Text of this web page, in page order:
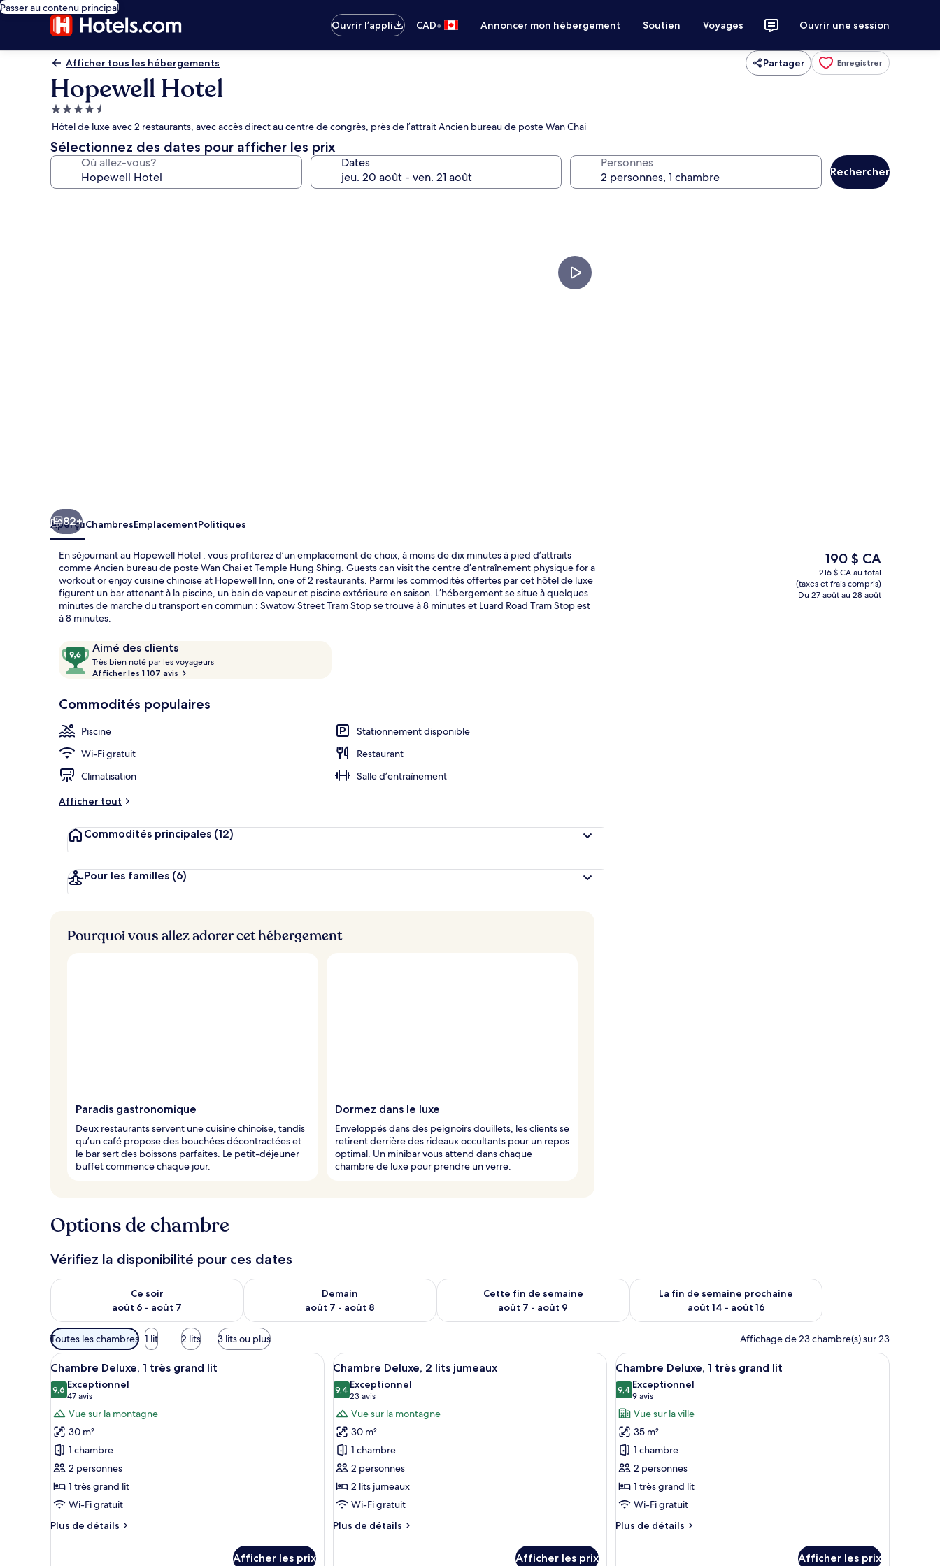
Passer au contenu principal
Ouvrir l’appli
CAD• Annoncer mon hébergement Soutien Voyages Ouvrir une session
Afficher tous les hébergements Partager Enregistrer
Hopewell Hotel
Hébergement
4.5 étoiles
Hôtel de luxe avec 2 restaurants, avec accès direct au centre de congrès, près de l’attrait Ancien bureau de poste Wan Chai
Sélectionnez des dates pour afficher les prix
Où allez-vous? Dates Personnes
Rechercher
Suite Prestige, 1 très grand lit | Aire de séjour | Téléviseur à DELPiscine extérieure en saison,
82+
AperçuChambresEmplacementPolitiques
En séjournant au Hopewell Hotel , vous profiterez d’un emplacement de choix, à moins de dix minutes à pied d’attraits
comme Ancien bureau de poste Wan Chai et Temple Hung Shing. Guests can visit the centre d’entraînement physique for a
workout or enjoy cuisine chinoise at Hopewell Inn, one of 2 restaurants. Parmi les commodités offertes par cet hôtel de luxe
figurent un bar attenant à la piscine, un bain de vapeur et piscine extérieure en saison. L’hébergement se situe à quelques
minutes de marche du transport en commun : Swatow Street Tram Stop se trouve à 8 minutes et Luard Road Tram Stop est
à 8 minutes.
Avis Aimé des clients
9,6
sur
10,
des
Très bien noté par les voyageurs
é
Afficher les 1 107 avis
Commodités populaires
Piscine
Stationnement disponible
Wi-Fi gratuit
Restaurant
Climatisation
Salle d’entraînement
Afficher tout
Commodités principales (12)
Pour les familles (6)
Le
prix
actuel
est
190 $ CA
216 $ CA au total
(taxes et frais compris)
Du 27 août au 28 août
Pourquoi vous allez adorer cet hébergement
Paradis gastronomique
Deux restaurants servent une cuisine chinoise, tandis
qu’un café propose des bouchées décontractées et
le bar sert des boissons parfaites. Le petit-déjeuner
buffet commence chaque jour.
Dormez dans le luxe
Enveloppés dans des peignoirs douillets, les clients se
retirent derrière des rideaux occultants pour un repos
optimal. Un minibar vous attend dans chaque
chambre de luxe pour prendre un verre.
Options de chambre
Vérifiez la disponibilité pour ces dates
Ce soir
août 6 - août 7
Vérifier la disponibilité pour ce soir août 6 - août 7
Demain
août 7 - août 8
Vérifier la disponibilité pour demain août 7 - août 8
Cette fin de semaine
août 7 - août 9
Vérifier la disponibilité pour cette fin de semaine août 7 - août 9
La fin de semaine prochaine
août 14 - août 16
Vérifier la disponibilité pour la fin de semaine prochaine août
Filtres
disponibles
pour
les
chambres
Toutes les chambres 1 lit 2 lits 3 lits ou plus Affichage de 23 chambre(s) sur 23
Afficher
toutes
les
photos
pour
ce
type
de
chambre :
Chambre
Deluxe,
Une chambre d’hôtel avec un grand lit, un bureau avec un ordinateur, une chaise, une petite table avec un vase et une fenêtre donnant sur un paysage verdoyant.
6
Chambre Deluxe, 1 très grand lit
9,69,6 sur 10
Exceptionnel
47 avis
(47 avis)
Vue sur la montagne
30 m²
1 chambre
2 personnes
1 très grand lit
Wi-Fi gratuit
Plus de détails
Plus
Afficher les prix
Afficher
toutes
les
photos
pour
ce
type
de
chambre :
Chambre
Deluxe,
Une chambre d’hôtel avec deux lits, un bureau, une chaise, une télévision et une grande fenêtre donnant sur un
6
Chambre Deluxe, 2 lits jumeaux
9,49,4 sur 10
Exceptionnel
23 avis
(23 avis)
Vue sur la montagne
30 m²
1 chambre
2 personnes
2 lits jumeaux
Wi-Fi gratuit
Plus de détails
Plus
Afficher les prix
Afficher
toutes
les
photos
pour
ce
type
de
chambre :
Chambre
Deluxe,
Une chambre d’hôtel avec un grand lit, un
5
Chambre Deluxe, 1 très grand lit
9,49,4 sur 10
Exceptionnel
9 avis
(9 avis)
Vue sur la ville
35 m²
1 chambre
2 personnes
1 très grand lit
Wi-Fi gratuit
Plus de détails
Plus
Afficher les prix